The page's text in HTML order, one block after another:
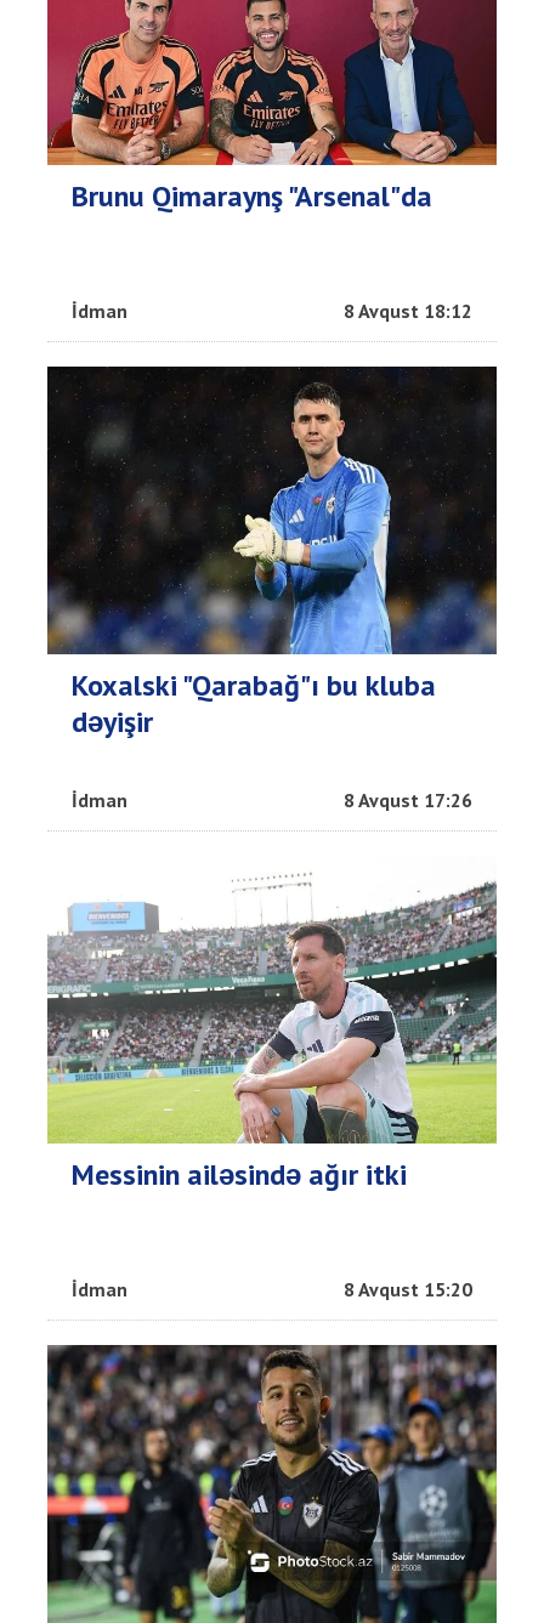
Brunu Qimaraynş "Arsenal"da
İdman 8 Avqust 18:12
Koxalski "Qarabağ"ı bu kluba
dəyişir
İdman 8 Avqust 17:26
Messinin ailəsində ağır itki
İdman 8 Avqust 15:20